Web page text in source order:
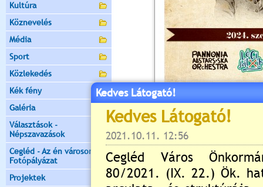
Kultúra
Köznevelés
Média
Sport
Közlekedés
Kék fény
Galéria
Választások -
Népszavazások
Cegléd - Az én városom -
Fotópályázat
Projektek
Értékelés: 5/1
Még nincsenek hozzászólások
Kedves Látogató!